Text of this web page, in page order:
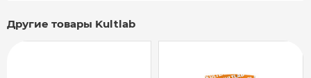
Другие товары Kultlab